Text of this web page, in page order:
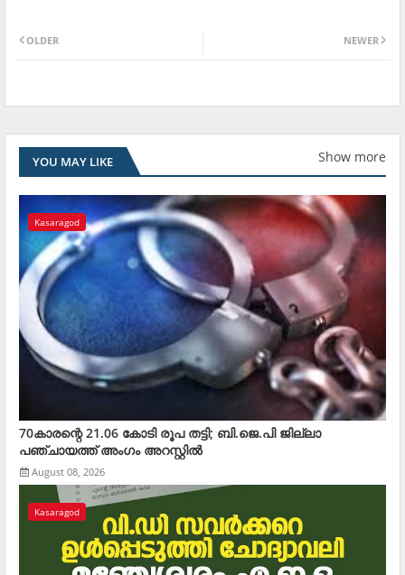
NEWER
OLDER
YOU MAY LIKE Show more
Kasaragod
70കാരന്റെ 21.06 കോടി രൂപ തട്ടി; ബി.ജെ.പി ജില്ലാ
പഞ്ചായത്ത് അംഗം അറസ്റ്റില്‍
August 08, 2026
Kasaragod